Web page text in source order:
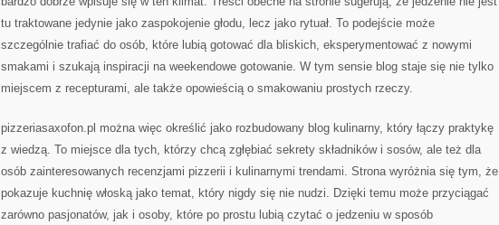
tu traktowane jedynie jako zaspokojenie głodu, lecz jako rytuał. To podejście może
szczególnie trafiać do osób, które lubią gotować dla bliskich, eksperymentować z nowymi
smakami i szukają inspiracji na weekendowe gotowanie. W tym sensie blog staje się nie tylko
miejscem z recepturami, ale także opowieścią o smakowaniu prostych rzeczy.
pizzeriasaxofon.pl można więc określić jako rozbudowany blog kulinarny, który łączy praktykę
z wiedzą. To miejsce dla tych, którzy chcą zgłębiać sekrety składników i sosów, ale też dla
osób zainteresowanych recenzjami pizzerii i kulinarnymi trendami. Strona wyróżnia się tym, że
pokazuje kuchnię włoską jako temat, który nigdy się nie nudzi. Dzięki temu może przyciągać
zarówno pasjonatów, jak i osoby, które po prostu lubią czytać o jedzeniu w sposób